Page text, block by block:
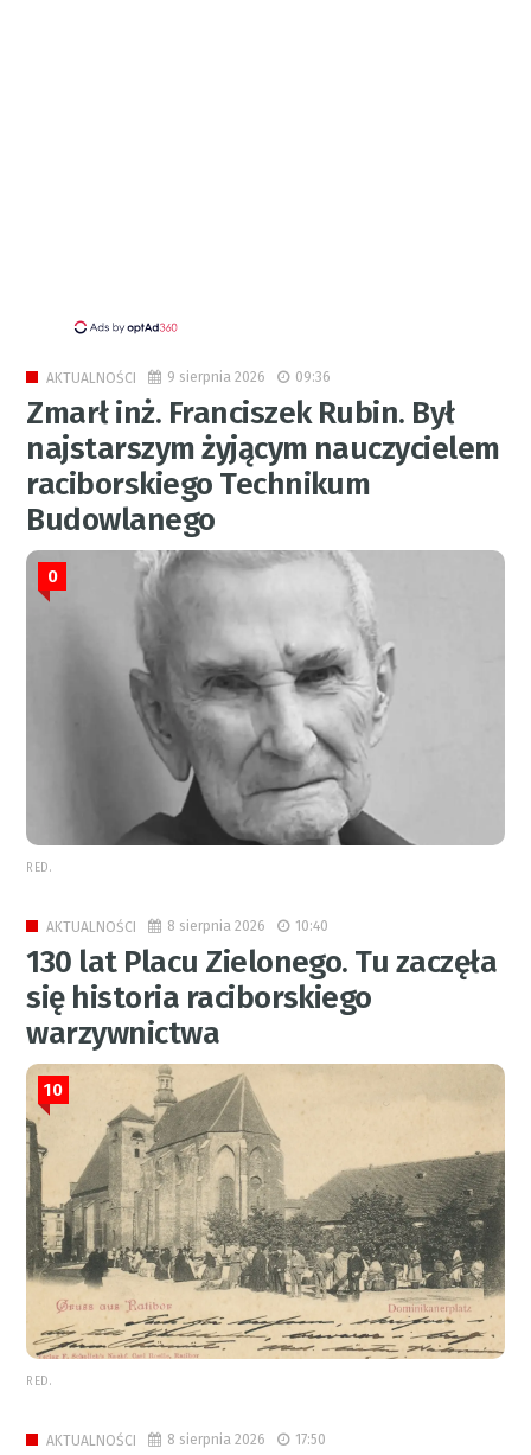
AKTUALNOŚCI 9 sierpnia 2026 09:36
Zmarł inż. Franciszek Rubin. Był
najstarszym żyjącym nauczycielem
raciborskiego Technikum
Budowlanego
0
RED.
AKTUALNOŚCI 8 sierpnia 2026 10:40
130 lat Placu Zielonego. Tu zaczęła
się historia raciborskiego
warzywnictwa
10
RED.
AKTUALNOŚCI 8 sierpnia 2026 17:50